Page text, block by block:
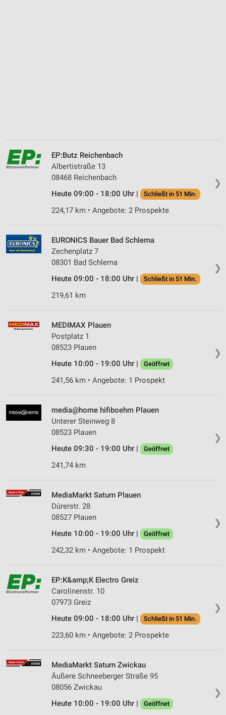
❯
EP:Butz Reichenbach
Albertistraße 13
08468 Reichenbach
Heute 09:00 - 18:00 Uhr |
Schließt in 51 Min.
224,17 km • Angebote: 2 Prospekte
❯
EURONICS Bauer Bad Schlema
Zechenplatz 7
08301 Bad Schlema
Heute 09:00 - 18:00 Uhr |
Schließt in 51 Min.
219,61 km
❯
MEDIMAX Plauen
Postplatz 1
08523 Plauen
Heute 10:00 - 19:00 Uhr |
Geöffnet
241,56 km • Angebote: 1 Prospekt
❯
media@home hifiboehm Plauen
Unterer Steinweg 8
08523 Plauen
Heute 09:30 - 19:00 Uhr |
Geöffnet
241,74 km
❯
MediaMarkt Saturn Plauen
Dürerstr. 28
08527 Plauen
Heute 10:00 - 19:00 Uhr |
Geöffnet
242,32 km • Angebote: 1 Prospekt
❯
EP:K&amp;K Electro Greiz
Carolinenstr. 10
07973 Greiz
Heute 09:00 - 18:00 Uhr |
Schließt in 51 Min.
223,60 km • Angebote: 2 Prospekte
❯
MediaMarkt Saturn Zwickau
Äußere Schneeberger Straße 95
08056 Zwickau
Heute 10:00 - 19:00 Uhr |
Geöffnet